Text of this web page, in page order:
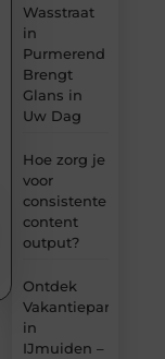
Wasstraat
in
Purmerend
Brengt
Glans in
Uw Dag
Hoe zorg je
voor
consistente
content
output?
Ontdek
Vakantiepark
in
IJmuiden –